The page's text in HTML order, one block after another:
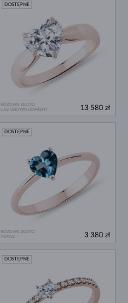
RÓŻOWE ZŁOTO
LAB GROWN DIAMENT
DOSTĘPNE
13 580 zł
RÓŻOWE ZŁOTO
TOPAZ
DOSTĘPNE
3 380 zł
DOSTĘPNE